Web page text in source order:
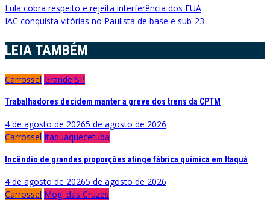
Navegação
de
Post
Lula cobra respeito e rejeita interferência dos EUA
IAC conquista vitórias no Paulista de base e sub-23
LEIA TAMBÉM
Carrossel Grande SP
Trabalhadores decidem manter a greve dos trens da CPTM
4 de agosto de 20265 de agosto de 2026
Carrossel Itaquaquecetuba
Incêndio de grandes proporções atinge fábrica química em Itaquá
4 de agosto de 20265 de agosto de 2026
Carrossel Mogi das Cruzes